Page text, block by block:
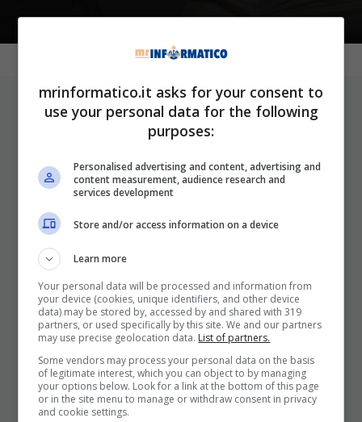
ULTIMI ARTICOLI
I Pro E I Contro Di Una Nuova Moda
Che Punta A Cambiare Il Tabacco
Per Sempre
25 Novembre 2025
Come mettere in sicurezza il
mrinformatico.it asks for your consent to
use your personal data for the following
purposes:
Personalised advertising and content, advertising and
content measurement, audience research and
services development
Store and/or access information on a device
Learn more
Your personal data will be processed and information from
your device (cookies, unique identifiers, and other device
data) may be stored by, accessed by and shared with 319
partners, or used specifically by this site. We and our partners
may use precise geolocation data. List of partners.
Some vendors may process your personal data on the basis
of legitimate interest, which you can object to by managing
your options below. Look for a link at the bottom of this page
or in the site menu to manage or withdraw consent in privacy
and cookie settings.